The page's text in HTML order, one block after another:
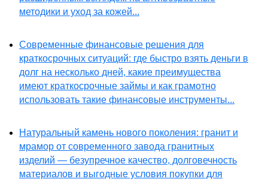
методики и уход за кожей...
Современные финансовые решения для
краткосрочных ситуаций: где быстро взять деньги в
долг на несколько дней, какие преимущества
имеют краткосрочные займы и как грамотно
использовать такие финансовые инструменты...
Натуральный камень нового поколения: гранит и
мрамор от современного завода гранитных
изделий — безупречное качество, долговечность
материалов и выгодные условия покупки для